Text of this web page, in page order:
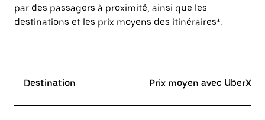
par des passagers à proximité, ainsi que les
destinations et les prix moyens des itinéraires*.
Destination Prix moyen avec UberX*